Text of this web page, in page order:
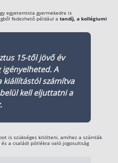
egyetemista gyermekedre is
fedezhető például a tandíj, a kollégiumi
15-től jövő év
A
kiállítástól számítva
kell eljuttatni a
is szükséges kitölteni, amihez a számlák
a családi pótlékra való jogosultság